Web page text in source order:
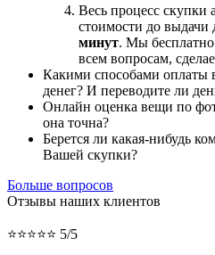
Весь процесс скупки
стоимости до выдачи
минут. Мы бесплатно
всем вопросам,
Какими способами оплаты
денег? И переводите ли
Онлайн оценка вещи по
она точна?
Берется ли какая-нибудь
Вашей скупки?
Больше вопросов
Отзывы наших клиентов
⭐⭐⭐⭐⭐ 5/5